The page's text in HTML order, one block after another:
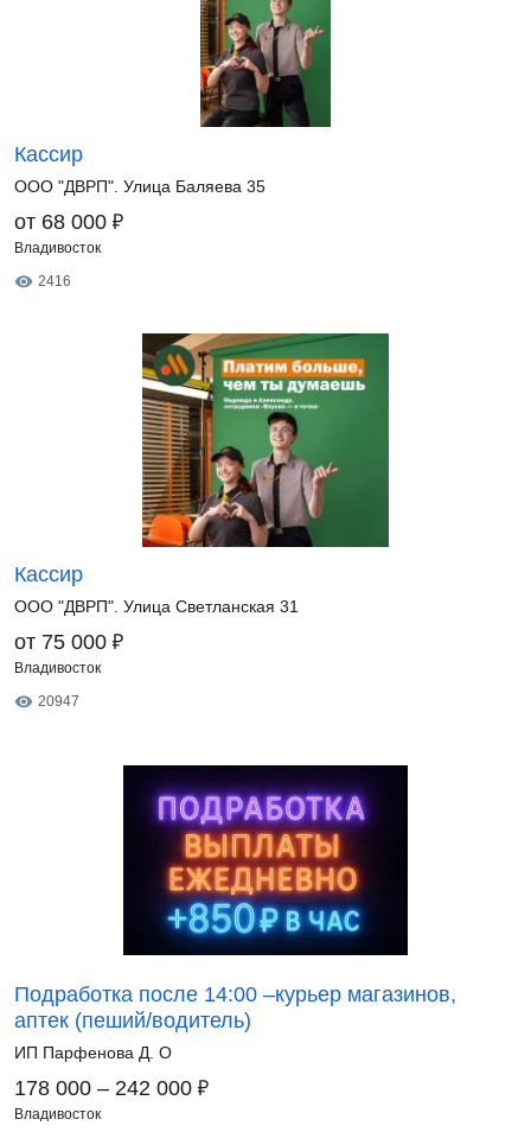
Кассир
ООО "ДВРП". Улица Баляева 35
от 68 000 ₽
Владивосток
2416
Кассир
ООО "ДВРП". Улица Светланская 31
от 75 000 ₽
Владивосток
20947
Подработка после 14:00 –курьер магазинов,
аптек (пеший/водитель)
ИП Парфенова Д. О
178 000 – 242 000 ₽
Владивосток